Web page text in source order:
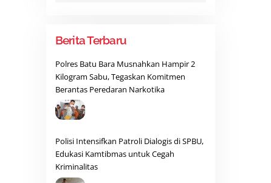
Berita Terbaru
Polres Batu Bara Musnahkan Hampir 2
Kilogram Sabu, Tegaskan Komitmen
Berantas Peredaran Narkotika
Polisi Intensifkan Patroli Dialogis di SPBU,
Edukasi Kamtibmas untuk Cegah
Kriminalitas